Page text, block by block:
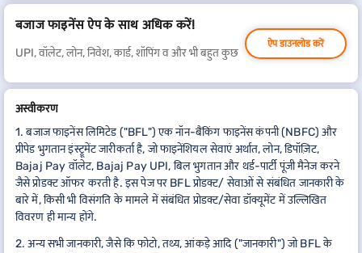
बजाज फाइनेंस ऐप के साथ अधिक करें!
UPI, वॉलेट, लोन, निवेश, कार्ड, शॉपिंग व और भी बहुत कुछ
ऐप डाउनलोड करें
अस्वीकरण
1. बजाज फाइनेंस लिमिटेड ("BFL") एक नॉन-बैंकिंग फाइनेंस कंपनी (NBFC) और
प्रीपेड भुगतान इंस्ट्रूमेंट जारीकर्ता है, जो फाइनेंशियल सेवाएं अर्थात, लोन, डिपॉज़िट,
Bajaj Pay वॉलेट, Bajaj Pay UPI, बिल भुगतान और थर्ड-पार्टी पूंजी मैनेज करने
जैसे प्रोडक्ट ऑफर करती है. इस पेज पर BFL प्रोडक्ट/ सेवाओं से संबंधित जानकारी के
बारे में, किसी भी विसंगति के मामले में संबंधित प्रोडक्ट/सेवा डॉक्यूमेंट में उल्लिखित
विवरण ही मान्य होंगे.
2. अन्य सभी जानकारी, जैसे कि फोटो, तथ्य, आंकड़े आदि ("जानकारी") जो BFL के